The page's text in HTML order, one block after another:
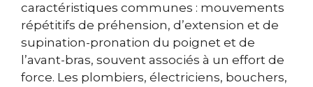
caractéristiques communes : mouvements
répétitifs de préhension, d’extension et de
supination-pronation du poignet et de
l’avant-bras, souvent associés à un effort de
force. Les plombiers, électriciens, bouchers,